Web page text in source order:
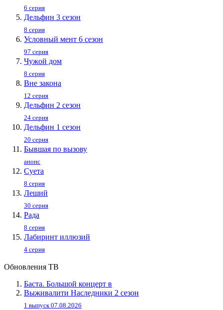
6 серия
Дельфин 3 сезон
8 серия
Условный мент 6 сезон
97 серия
Чужой дом
8 серия
Вне закона
12 серия
Дельфин 2 сезон
24 серия
Дельфин 1 сезон
20 серия
Бывшая по вызову
анонс
Суета
8 серия
Леший
30 серия
Рада
8 серия
Лабиринт иллюзий
4 серия
Обновления ТВ
Баста. Большой концерт в
Выживалити Наследники 2 сезон
1 выпуск 07.08.2026